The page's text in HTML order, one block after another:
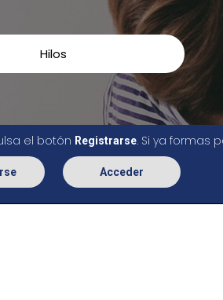
Hilos
el botón Registrarse. Si ya formas
Acceder